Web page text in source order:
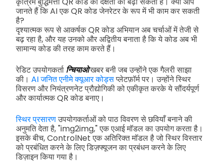
जानते हैं कि AI एक QR कोड जेनरेटर के रूप में भी काम कर सकती
है?
दृश्यात्मक रूप से आकर्षक QR कोड अभियान अब चर्चाओं में तेजी से
बढ़ रहा है, और यह उनको और अद्वितीय बनाता है कि ये कोड अब भी
सामान्य कोड की तरह काम करते हैं।
रेडिट उपयोगकर्ता न्चियाओखबर बनी जब उन्होंने एक गैलरी साझा
की। AI जनित एनीमे क्यूआर कोड्सप्लेटफ़ॉर्म पर। उन्होंने स्थिर
विसरण और नियंत्रणनेट प्रौद्योगिकी को एकीकृत करके ये सौंदर्यपूर्ण
और कार्यात्मक QR कोड बनाए।
स्थिर प्रसारणउपयोगकर्ताओं को पाठ विवरण से छवियाँ बनाने की
अनुमति देता है, "img2img," एक एआई मॉडल का उपयोग करता है।
इसके बीच, ControlNet एक अतिरिक्त मॉडल है जो स्थिर विस्तार
को प्रबंधित करने के लिए डिज़फ्यूजन का प्रबंधन करने के लिए
डिज़ाइन किया गया है।